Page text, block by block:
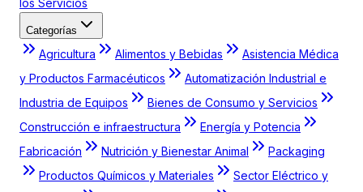
los Servicios
Categorías
Agricultura Alimentos y Bebidas
Asistencia Médica
y Productos Farmacéuticos
Automatización Industrial e
Industria de Equipos
Bienes de Consumo y Servicios
Construcción e infraestructura
Energía y Potencia
Fabricación
Nutrición y Bienestar Animal
Packaging
Productos Químicos y Materiales
Sector Eléctrico y